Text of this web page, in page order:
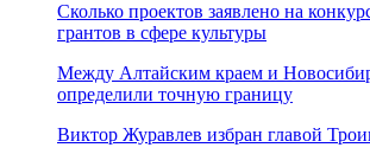
Сколько проектов заявлено на
грантов в сфере культуры
Между Алтайским краем и
определили точную границу
Виктор Журавлев избран главой